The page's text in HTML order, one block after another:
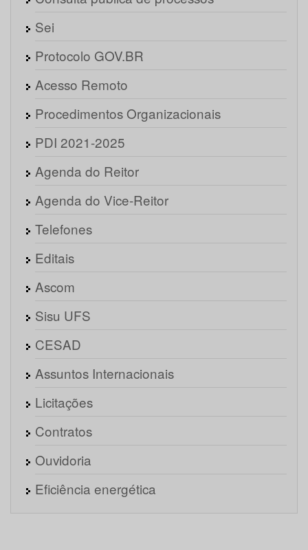
Sei
Protocolo GOV.BR
Acesso Remoto
Procedimentos Organizacionais
PDI 2021-2025
Agenda do Reitor
Agenda do Vice-Reitor
Telefones
Editais
Ascom
Sisu UFS
CESAD
Assuntos Internacionais
Licitações
Contratos
Ouvidoria
Eficiência energética